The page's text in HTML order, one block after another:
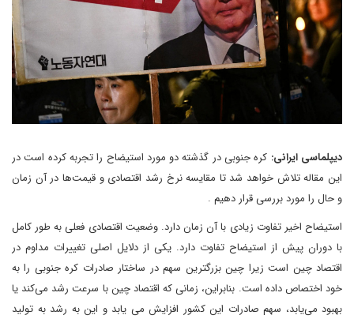
دیپلماسی ایرانی: کره جنوبی در گذشته دو مورد استیضاح را تجربه کرده است در
این مقاله تلاش خواهد شد تا مقایسه نرخ رشد اقتصادی و قیمت‌ها در آن زمان
و حال را مورد بررسی قرار دهیم .
استیضاح اخیر تفاوت زیادی با آن زمان دارد. وضعیت اقتصادی فعلی به طور کامل
با دوران پیش از استیضاح تفاوت دارد. یکی از دلایل اصلی تغییرات مداوم در
اقتصاد چین است زیرا چین بزرگترین سهم در ساختار صادرات کره جنوبی را به
خود اختصاص داده است. بنابراین، زمانی که اقتصاد چین با سرعت رشد می‌کند یا
بهبود می‌یابد، سهم صادرات این کشور افزایش می یابد و این به رشد به تولید